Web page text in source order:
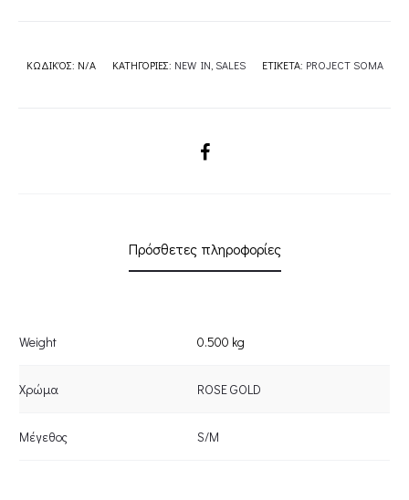
ΚΩΔΙΚΌΣ: N/A ΚΑΤΗΓΟΡΊΕΣ: NEW IN,SALES ΕΤΙΚΈΤΑ: PROJECT SOMA
SHARE
Πρόσθετες πληροφορίες
Weight 0.500 kg
Χρώμα ROSE GOLD
Μέγεθος S/M